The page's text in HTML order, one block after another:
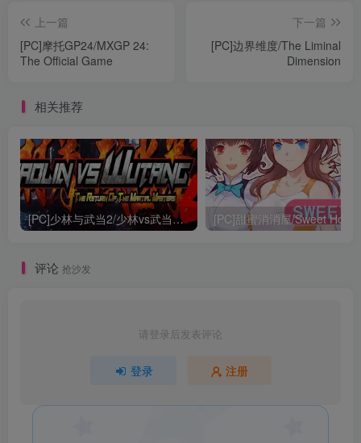
上一篇
[PC]摩托GP24/MXGP 24:
The Official Game
下一篇
[PC]边界维度/The Liminal
Dimension
相关推荐
[PC]少林与武当2/少林vs武当2/Shaolin vs Wutang 2 [PC]甜蜜消消屋/Sweet
评论 抢沙发
请登录后发表评论
登录 注册